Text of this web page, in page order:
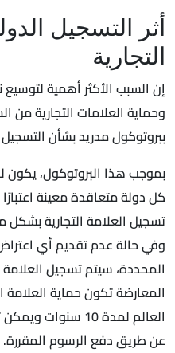
أثر التسجيل
التجارية
إن السبب الأكثر أهمية
وحماية العلامات التجارية من
ببروتوكول مدريد بشأن التسجيل
بموجب هذا البروتوكول، يكون
كل دولة متعاقدة معينة
تسجيل العلامة التجارية
وفي حالة عدم تقديم أي
المحددة، سيتم تسجيل العلامة
المعارضة تكون حماية العلامة
عن طريق دفع الرسوم المقررة.